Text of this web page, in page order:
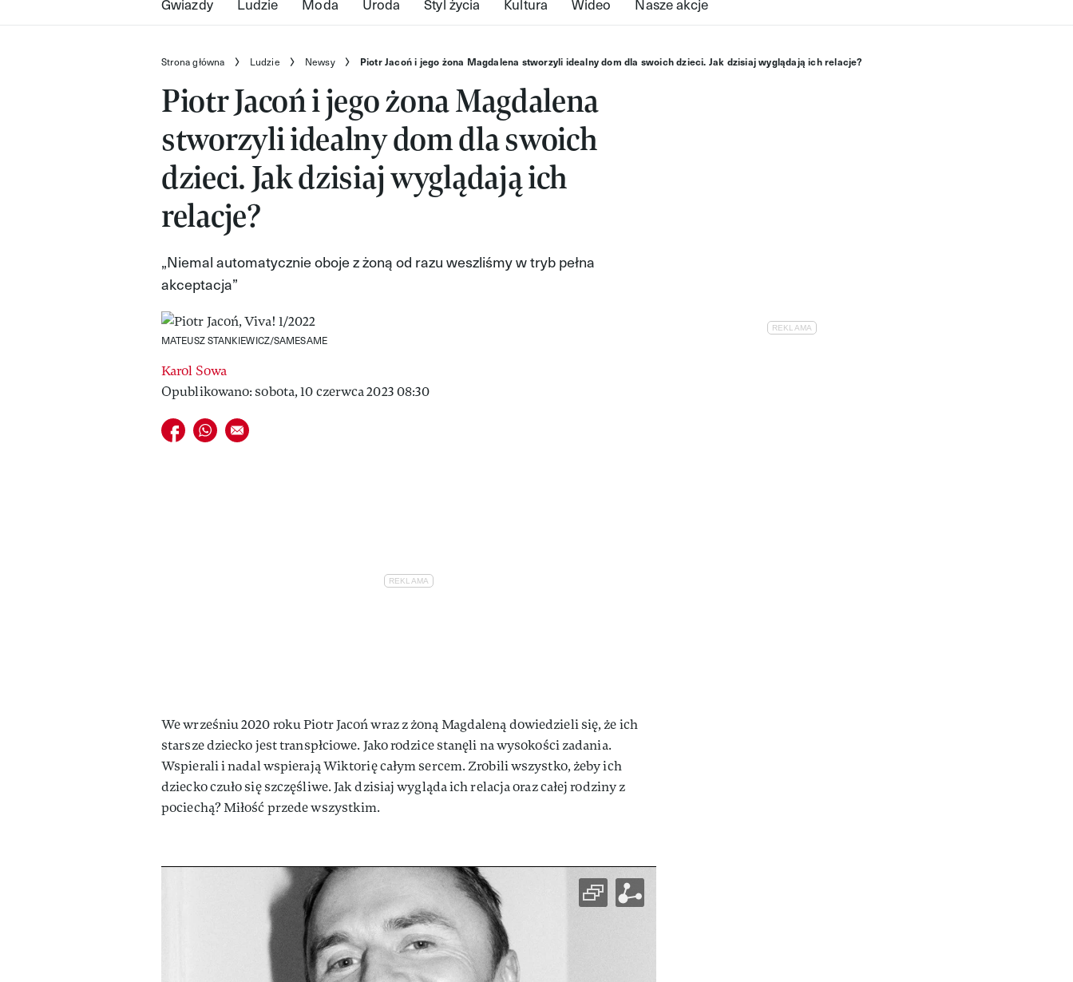
Strona główna Ludzie Newsy Piotr Jacoń i jego żona Magdalena stworzyli idealny dom dla swoich dzieci. Jak dzisiaj wyglądają ich relacje?
Piotr Jacoń i jego żona Magdalena
stworzyli idealny dom dla swoich
dzieci. Jak dzisiaj wyglądają ich
relacje?
„Niemal automatycznie oboje z żoną od razu weszliśmy w tryb pełna
akceptacja”
MATEUSZ STANKIEWICZ/SAMESAME
Karol Sowa
Opublikowano: sobota, 10 czerwca 2023 08:30
Udostępnij na facebook
Udostępnij na whatsapp
E-mail do przyjaciela
We wrześniu 2020 roku Piotr Jacoń wraz z żoną Magdaleną dowiedzieli się, że ich
starsze dziecko jest transpłciowe. Jako rodzice stanęli na wysokości zadania.
Wspierali i nadal wspierają Wiktorię całym sercem. Zrobili wszystko, żeby ich
dziecko czuło się szczęśliwe. Jak dzisiaj wygląda ich relacja oraz całej rodziny z
pociechą? Miłość przede wszystkim.